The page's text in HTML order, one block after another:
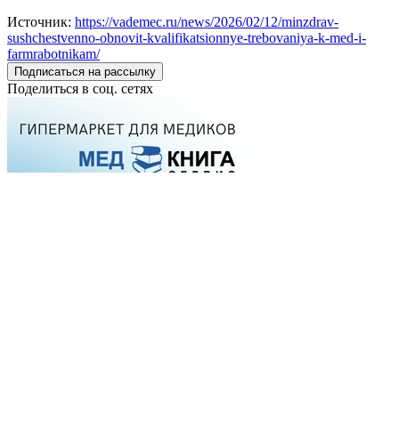
Источник: https://vademec.ru/news/2026/02/12/minzdrav-
sushchestvenno-obnovit-kvalifikatsionnye-trebovaniya-k-med-i-
farmrabotnikam/
Подписаться на рассылку
Поделиться в соц. сетях